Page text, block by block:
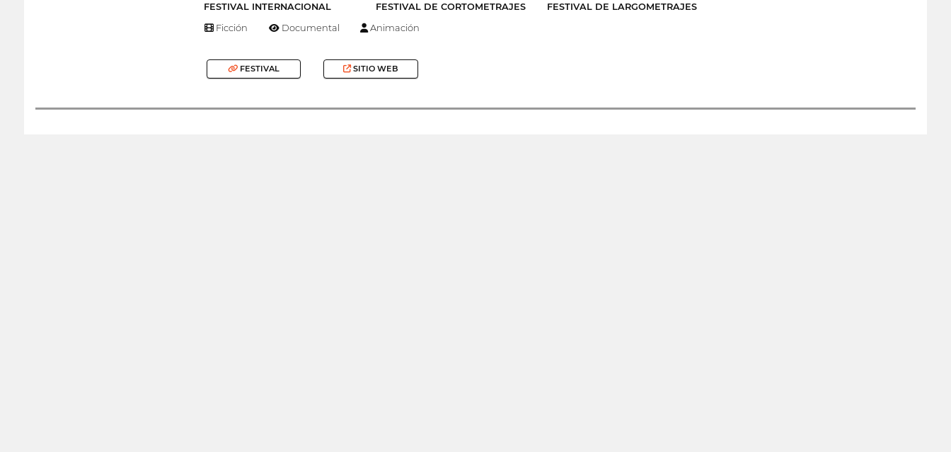
FESTIVAL INTERNACIONAL FESTIVAL DE CORTOMETRAJES FESTIVAL DE LARGOMETRAJES
Ficción Documental Animación
FESTIVAL SITIO WEB